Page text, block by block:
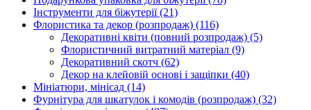
Інструменти для біжутерії(21)
Флористика та декор (розпродаж) (116)
Декоративні квіти (повний розпродаж) (5)
Флористичний витратний матеріал (9)
Декоративний скотч (62)
Декор на клейовій основі і защіпки (40)
Мініатюри, мінісад (14)
Фурнітура для шкатулок і комодів (розпродаж) (32)